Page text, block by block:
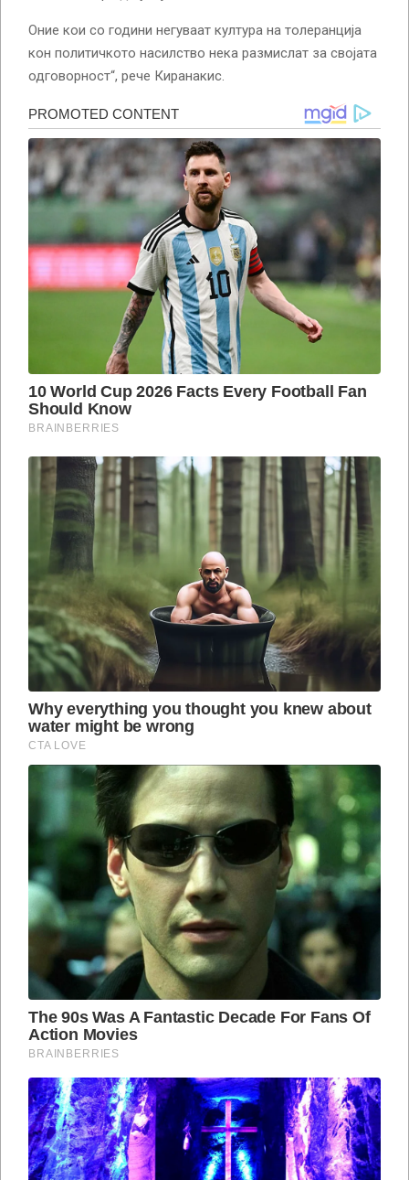
Оние кои со години негуваат култура на толеранција
кон политичкото насилство нека размислат за својата
одговорност“, рече Киранакис.